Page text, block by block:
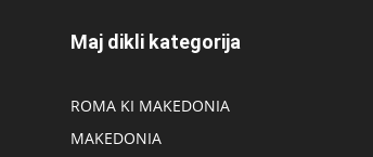
Maj dikli kategorija
ROMA KI MAKEDONIA
MAKEDONIA